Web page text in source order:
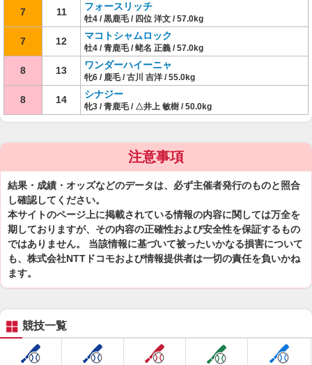
7 11 フォースリッチ
牡4 / 黒鹿毛 / 四位 洋文 / 57.0kg
7 12 マコトシャムロック
牡4 / 青鹿毛 / 蛯名 正義 / 57.0kg
8 13 ワンダーハイーニャ
牝6 / 鹿毛 / 古川 吉洋 / 55.0kg
8 14 シナジー
牝3 / 青鹿毛 / △井上 敏樹 / 50.0kg
注意事項
結果・成績・オッズなどのデータは、必ず主催者発行のものと照合
し確認してください。
本サイトのページ上に掲載されている情報の内容に関しては万全を
期しておりますが、その内容の正確性および安全性を保証するもの
ではありません。 当該情報に基づいて被ったいかなる損害について
も、株式会社NTTドコモおよび情報提供者は一切の責任を負いかね
ます。
競技一覧